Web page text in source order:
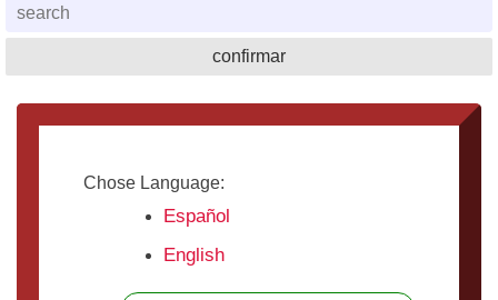
Chose Language:
Español
English